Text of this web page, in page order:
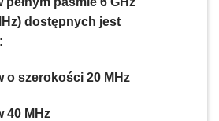
dostępnych jest
o szerokości 20 MHz
40 MHz